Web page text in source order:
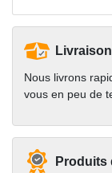
Nous livrons
vous en peu de
Produits